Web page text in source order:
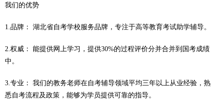
我们的优势
1.品牌： 湖北省自考学校服务品牌，专注于高等教育考试助学辅导。
2.权威： 能提供网上学习，提供30%的过程评价分并合并到国考成绩
中。
3.专业： 我们的教务老师在自考辅导领域平均三年以上从业经验，熟
悉自考流程及政策，能够为学员提供可靠的指导。